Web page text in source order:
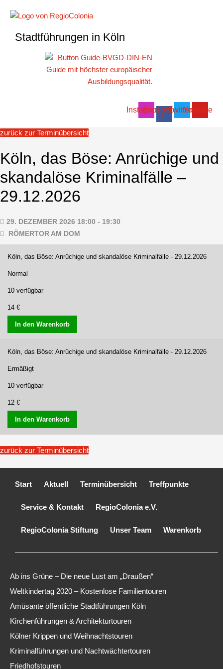
Inhalt
Stadtführungen in Köln
InstagramFacebook-
f
TwitterYoutube
zurück zur Terminübersicht
Köln, das Böse: Anrüchige und
skandalöse Kriminalfälle –
29.12.2026
29. DEZEMBER 2026 18:00 - 19:30
RÖMERTOR AM DOM
Köln, das Böse: Anrüchige und skandalöse Kriminalfälle - 29.12.2026
Normal
10 verfügbar
14 €
In den Warenkorb
Köln, das Böse: Anrüchige und skandalöse Kriminalfälle - 29.12.2026
Ermäßigt
10 verfügbar
12 €
In den Warenkorb
zurück zur Terminübersicht
Start Aktuell Terminübersicht Treffpunkte
Service & Kontakt RegioColonia e.V.
RegioColonia Stiftung Unser Team Warenkorb
Ab ins Grüne – Die neue Lust am „Draußen“
Weltkindertag 2020 – Kostenlose Familientouren
Amüsante öffentliche Stadtführungen Köln
Kirchenführungen & Architekturtouren
Kölner Krippen und Weihnachtstouren
Kriminalführungen und Nachtwächtertouren
Friedhofstouren